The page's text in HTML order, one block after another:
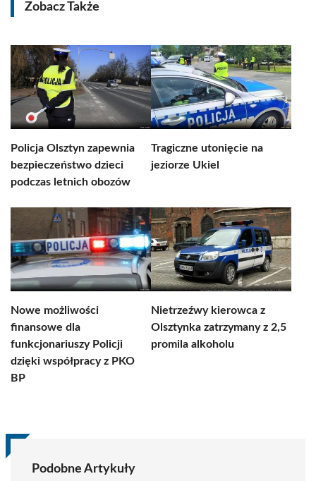
Zobacz Także
Policja Olsztyn zapewnia
bezpieczeństwo dzieci
podczas letnich obozów
Tragiczne utonięcie na
jeziorze Ukiel
Nowe możliwości
finansowe dla
funkcjonariuszy Policji
dzięki współpracy z PKO
BP
Nietrzeźwy kierowca z
Olsztynka zatrzymany z 2,5
promila alkoholu
Podobne Artykuły